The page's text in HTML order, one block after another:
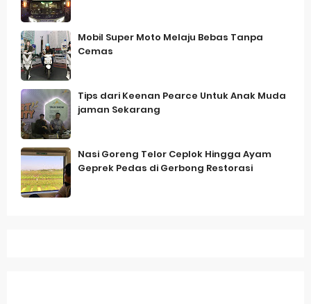
Mobil Super Moto Melaju Bebas Tanpa
Cemas
Tips dari Keenan Pearce Untuk Anak Muda
jaman Sekarang
Nasi Goreng Telor Ceplok Hingga Ayam
Geprek Pedas di Gerbong Restorasi